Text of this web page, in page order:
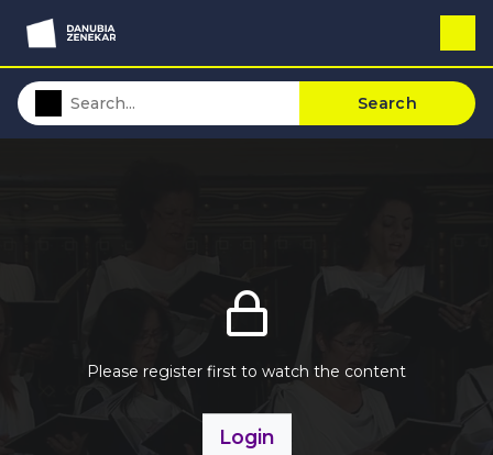
Search
Please register first to watch the content
Login